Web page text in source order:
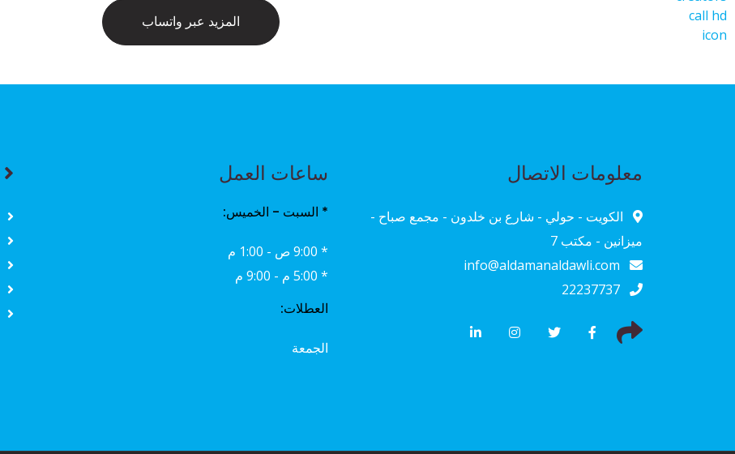
المزيد عبر واتساب
معلومات الاتصال
الكويت - حولي - شارع بن خلدون - مجمع صباح -
ميزانين - مكتب 7
ساعات العمل
* السبت - الخميس:
* 9:00 ص - 1:00 م
* 5:00 م - 9:00 م
العطلات:
الجمعة